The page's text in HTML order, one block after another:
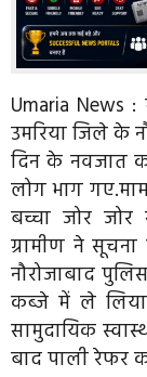
Umaria News
उमरिया जिले के
दिन के नवजात
लोग भाग
बच्चा जोर
ग्रामीण ने
नौरोजाबाद
कब्जे में ले
सामुदायिक
बाद पाली रेफर